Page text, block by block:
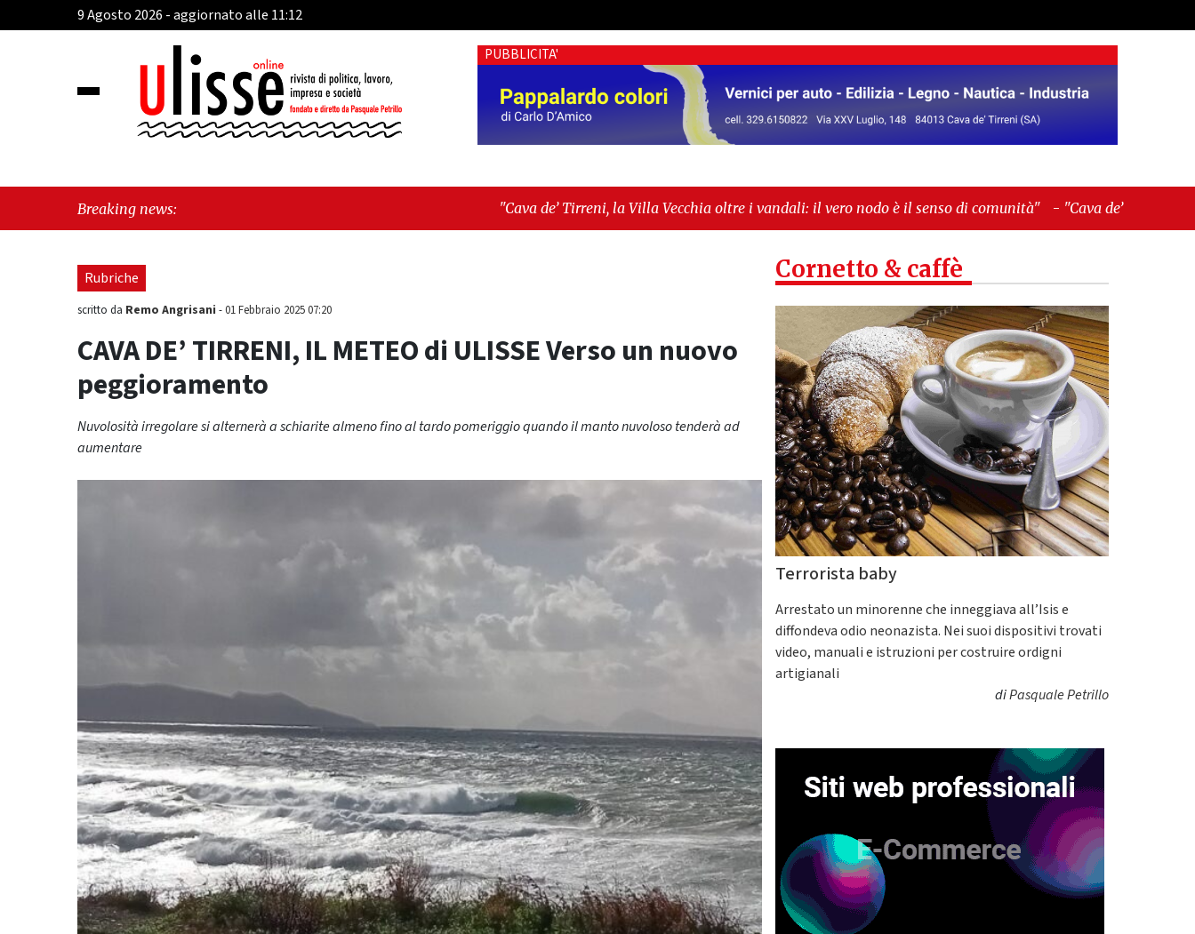
9 Agosto 2026 - aggiornato alle 11:12
PUBBLICITA'
Breaking news: "Cava de’ Tirreni, la Villa Vecchia oltre i vandali: il vero nodo è il senso di comunità" -"Cava de’ Tirreni, La
Fratellanza sull'ultima seduta consiliare: “Serve chiarezza!”"
Rubriche
scritto da Remo Angrisani -01 Febbraio 2025 07:20
CAVA DE’ TIRRENI, IL METEO di ULISSE Verso un nuovo
peggioramento
Nuvolosità irregolare si alternerà a schiarite almeno fino al tardo pomeriggio quando il manto nuvoloso tenderà ad
aumentare
Cornetto & caffè
Terrorista baby
Arrestato un minorenne che inneggiava all’Isis e
diffondeva odio neonazista. Nei suoi dispositivi trovati
video, manuali e istruzioni per costruire ordigni
artigianali
diPasquale Petrillo